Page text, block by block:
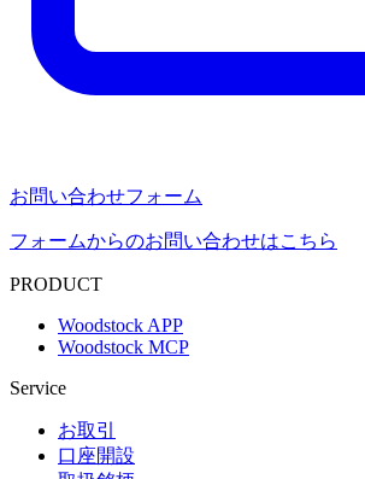
お問い合わせフォーム
フォームからのお問い合わせはこちら
PRODUCT
Woodstock APP
Woodstock MCP
Service
お取引
口座開設